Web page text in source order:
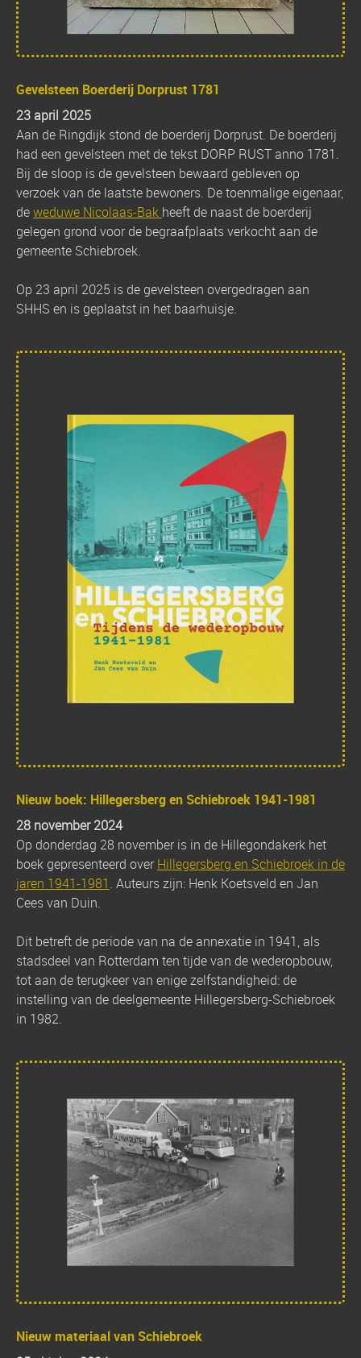
Gevelsteen Boerderij Dorprust 1781
23 april 2025
Aan de Ringdijk stond de boerderij Dorprust. De boerderij
had een gevelsteen met de tekst DORP RUST anno 1781.
Bij de sloop is de gevelsteen bewaard gebleven op
verzoek van de laatste bewoners. De toenmalige eigenaar,
deweduwe Nicolaas-Bak heeft de naast de boerderij
gelegen grond voor de begraafplaats verkocht aan de
gemeente Schiebroek.
Op 23 april 2025 is de gevelsteen overgedragen aan
SHHS en is geplaatst in het baarhuisje.
Nieuw boek: Hillegersberg en Schiebroek 1941-1981
28 november 2024
Op donderdag 28 november is in de Hillegondakerk het
boek gepresenteerd overHillegersberg en Schiebroek in de
jaren 1941-1981. Auteurs zijn: Henk Koetsveld en Jan
Cees van Duin.
Dit betreft de periode van na de annexatie in 1941, als
stadsdeel van Rotterdam ten tijde van de wederopbouw,
tot aan de terugkeer van enige zelfstandigheid: de
instelling van de deelgemeente Hillegersberg-Schiebroek
in 1982.
Nieuw materiaal van Schiebroek